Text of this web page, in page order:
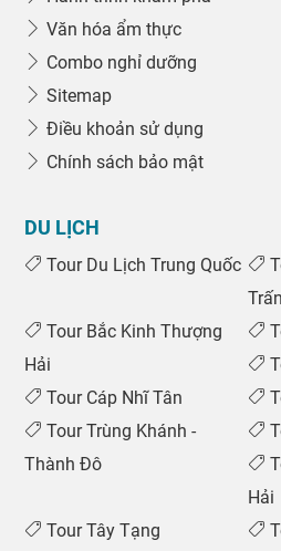
Văn hóa ẩm thực
Combo nghỉ dưỡng
Sitemap
Điều khoản sử dụng
Chính sách bảo mật
DU LỊCH
Tour Du Lịch Trung Quốc
Trấn
Tour Bắc Kinh Thượng
Hải
Tour Cáp Nhĩ Tân
Tour Trùng Khánh -
Thành Đô
Hải
Tour Tây Tạng